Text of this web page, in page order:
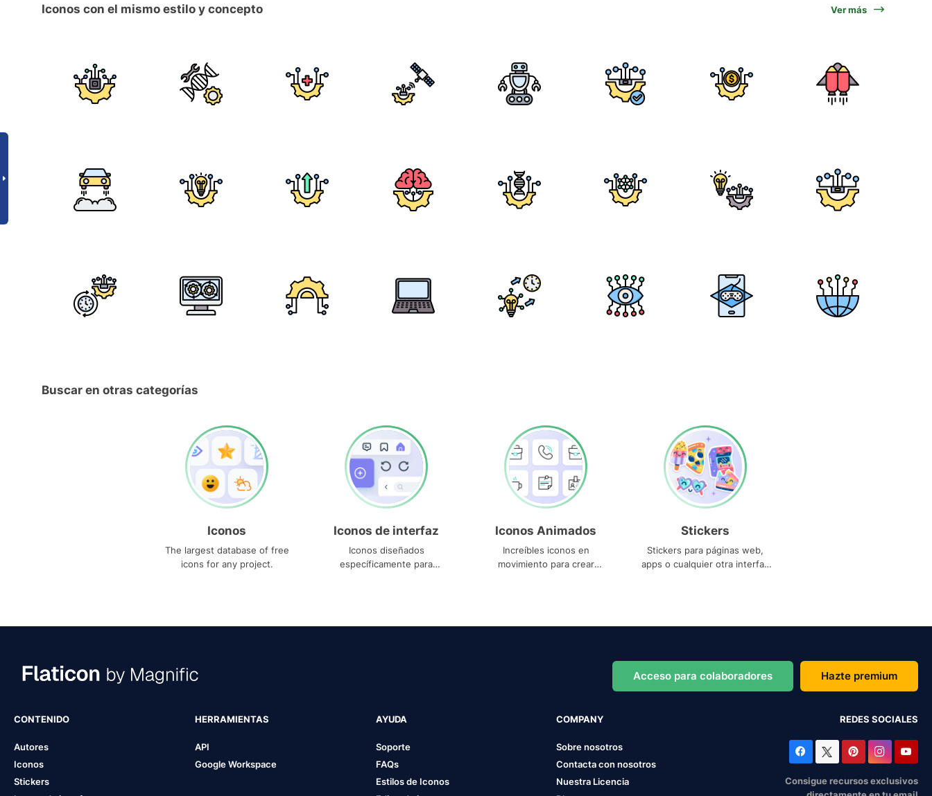
Iconos con el mismo estilo y concepto Ver más
Buscar en otras categorías
Iconos
The largest database of free
icons for any project.
Iconos de interfaz
Iconos diseñados
específicamente para
Iconos Animados
Increíbles iconos en
movimiento para crear
Stickers
Stickers para páginas web,
apps o cualquier otra interfaz
Acceso para colaboradores Hazte premium
CONTENIDO
Autores
Iconos
Stickers
HERRAMIENTAS
API
Google Workspace
AYUDA
Soporte
FAQs
Estilos de Iconos
COMPANY
Sobre nosotros
Contacta con nosotros
Nuestra Licencia
REDES SOCIALES
Consigue recursos exclusivos